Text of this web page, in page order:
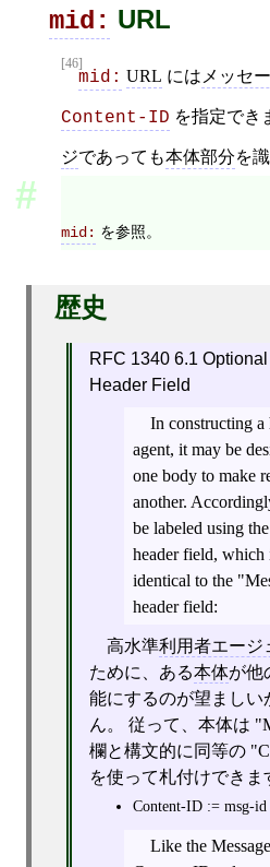
mid: URL
[46]
mid: URL には メッセ
Content-ID を指定でき
ジであっても本体部分を
mid: を参照。
歴史
RFC 1340 6.1 Optional Content-ID
Header Field
In constructing a
agent, it may be
one body to make reference to
another.
be labeled using the "Content-ID"
header field, which is syntactically
identical to the "Message-ID"
header field:
高水準利用者エージ
ために、ある本体が他
能にするのが望ましい
ん。 従って、本体は
欄と構文的に同等の
を使って札付けできま
Content-ID := msg-id
Like the Message-ID values,